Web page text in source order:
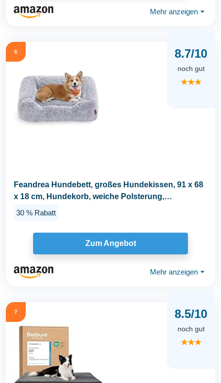
Mehr anzeigen ⏷
6 8.7/10
noch gut
★★★
Feandrea Hundebett, großes Hundekissen, 91 x 68
x 18 cm, Hundekorb, weiche Polsterung,
Hundesofa...
30 % Rabatt
Zum Angebot
Mehr anzeigen ⏷
7 8.5/10
noch gut
★★★